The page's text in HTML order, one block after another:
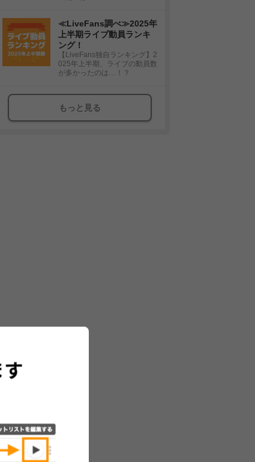
≪LiveFans調べ≫2025年
上半期ライブ動員ランキ
ング！
【LiveFans独自ランキング】2
025年上半期、ライブの動員数
が多かったのは…！？
もっと見る